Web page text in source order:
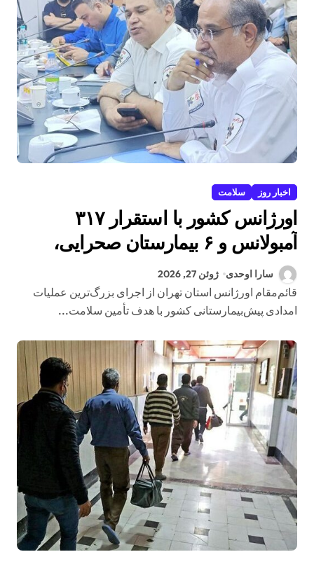
اخبار روز سلامت
اورژانس کشور با استقرار ۳۱۷
آمبولانس و ۶ بیمارستان صحرایی،
پوشش امدادی مراسم تشییع رهبر
شهید را آغاز کرد
سارا اوحدی ژوئن 27, 2026
قائم‌مقام اورژانس استان تهران از اجرای بزرگ‌ترین عملیات
امدادی پیش‌بیمارستانی کشور با هدف تأمین سلامت...